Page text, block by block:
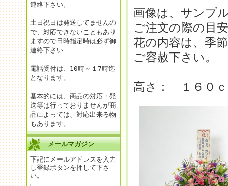
連絡下さい。
土日祝日は発送してませんの
で、対応できないこともあり
ますので日時指定時は必ず御
連絡下さい
電話受付は、10時～１7時迄
となります。
基本的には、商品の対応・発
送等は行っておりませんが商
品によっては、対応出来る物
もあります。
メールマガジン
下記にメールアドレスを入力
し登録ボタンを押して下さ
い。
画像は、サンプ
ご注文の際の目
花の内容は、季
ご容赦下さい。
高さ： １６０ｃ